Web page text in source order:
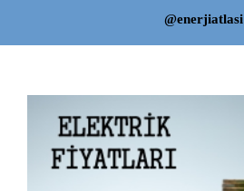
@enerjiatlasi